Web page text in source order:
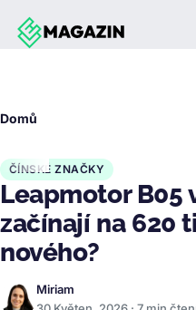
Přejít k hlavnímu obsahu
Domů
ČÍNSKÉ ZNAČKY
Leapmotor B05
začínají na 620
nového?
Miriam